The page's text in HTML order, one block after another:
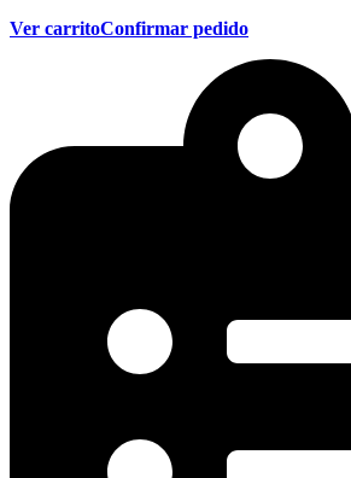
Ver carritoConfirmar pedido